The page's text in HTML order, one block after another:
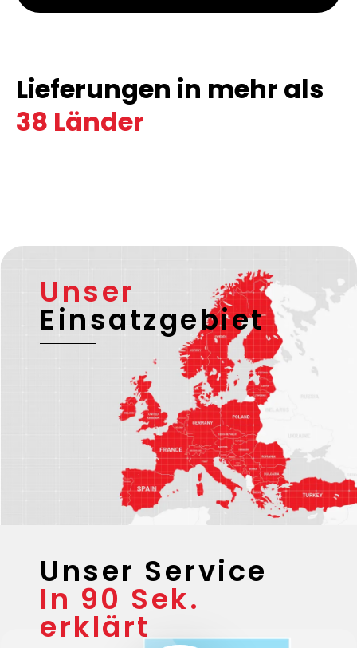
Lieferungen in mehr als
38 Länder
Unser
Einsatzgebiet
Unser Service
In 90 Sek.
erklärt